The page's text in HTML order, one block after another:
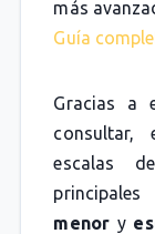
más
Guía
Gracias a
consultar,
escalas
menory